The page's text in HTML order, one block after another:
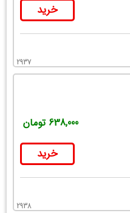
خرید
2937
638,000 تومان
خرید
2938